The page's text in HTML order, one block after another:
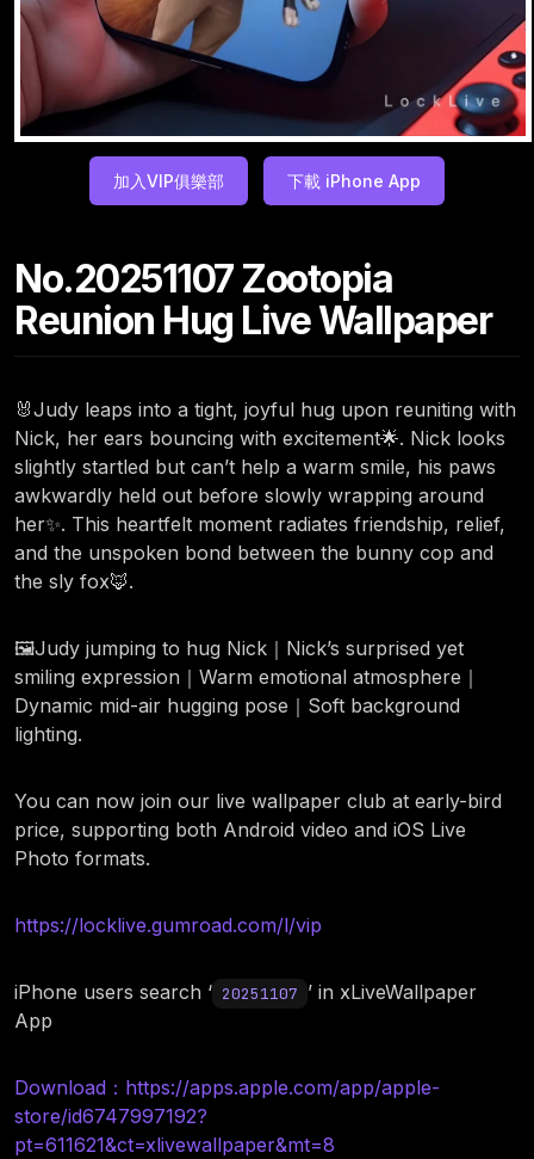
加入VIP俱樂部 下載 iPhone App
No.20251107 Zootopia
Reunion Hug Live Wallpaper
🐰Judy leaps into a tight, joyful hug upon reuniting with
Nick, her ears bouncing with excitement🌟. Nick looks
slightly startled but can’t help a warm smile, his paws
awkwardly held out before slowly wrapping around
her✨. This heartfelt moment radiates friendship, relief,
and the unspoken bond between the bunny cop and
the sly fox🦊.
🖼️Judy jumping to hug Nick｜Nick’s surprised yet
smiling expression｜Warm emotional atmosphere｜
Dynamic mid-air hugging pose｜Soft background
lighting.
You can now join our live wallpaper club at early-bird
price, supporting both Android video and iOS Live
Photo formats.
https://locklive.gumroad.com/l/vip
iPhone users search ‘ 20251107 ’ in xLiveWallpaper
App
Download：https://apps.apple.com/app/apple-
store/id6747997192?
pt=611621&ct=xlivewallpaper&mt=8